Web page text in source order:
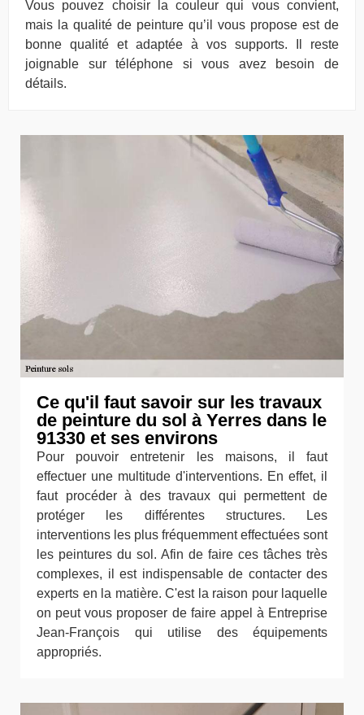
Vous pouvez choisir la couleur qui vous convient,
mais la qualité de peinture qu’il vous propose est de
bonne qualité et adaptée à vos supports. Il reste
joignable sur téléphone si vous avez besoin de
détails.
Ce qu'il faut savoir sur les travaux
de peinture du sol à Yerres dans le
91330 et ses environs
Pour pouvoir entretenir les maisons, il faut
effectuer une multitude d'interventions. En effet, il
faut procéder à des travaux qui permettent de
protéger les différentes structures. Les
interventions les plus fréquemment effectuées sont
les peintures du sol. Afin de faire ces tâches très
complexes, il est indispensable de contacter des
experts en la matière. C'est la raison pour laquelle
on peut vous proposer de faire appel à Entreprise
Jean-François qui utilise des équipements
appropriés.